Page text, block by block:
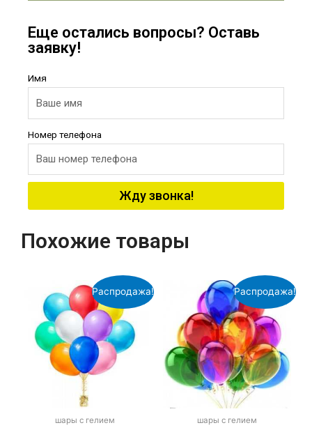
Еще остались вопросы? Оставь
заявку!
Имя
Номер телефона
Жду звонка!
Похожие товары
Распродажа!
шары с гелием
Распродажа!
шары с гелием